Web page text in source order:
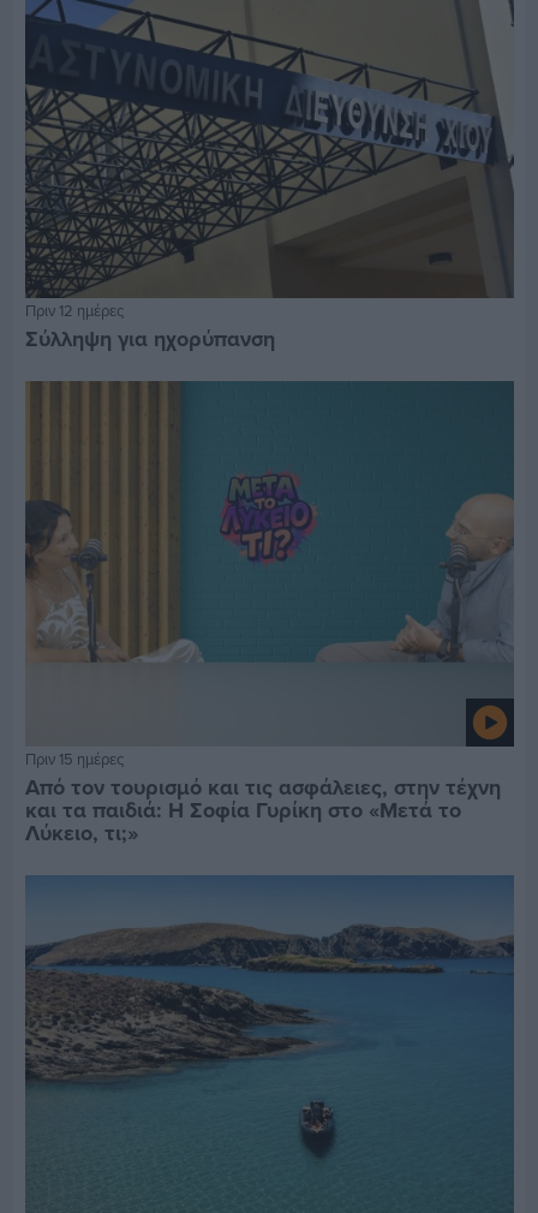
Πριν 12 ημέρες
Σύλληψη για ηχορύπανση
Πριν 15 ημέρες
Από τον τουρισμό και τις ασφάλειες, στην τέχνη
και τα παιδιά: Η Σοφία Γυρίκη στο «Μετά το
Λύκειο, τι;»